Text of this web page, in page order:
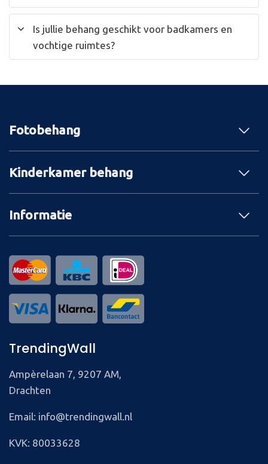
Is jullie behang geschikt voor badkamers en
vochtige ruimtes?
Fotobehang
Kinderkamer behang
Informatie
TrendingWall
Ampèrelaan 7, 9207 AM,
Drachten
Email: info@trendingwall.nl
KVK: 80033628